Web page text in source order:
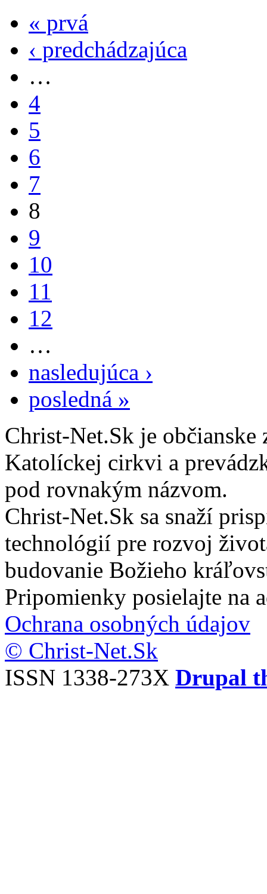
« prvá
‹ predchádzajúca
…
4
5
6
7
8
9
10
11
12
…
nasledujúca ›
posledná »
Christ-Net.Sk je
Katolíckej cirkvi a
pod rovnakým názvom.
Christ-Net.Sk sa snaží
technológií pre rozvoj
budovanie Božieho
Pripomienky posielajte na
Ochrana osobných údajov
© Christ-Net.Sk
ISSN 1338-273X Drupal